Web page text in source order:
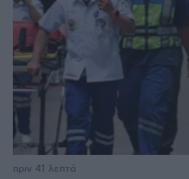
πριν 41 λεπτά